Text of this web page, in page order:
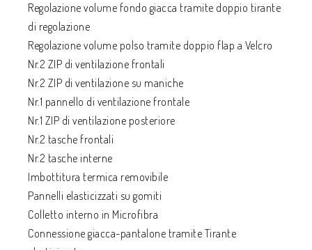
Regolazione volume fondo giacca tramite doppio tirante
di regolazione
Regolazione volume polso tramite doppio flap a Velcro
Nr.2 ZIP di ventilazione frontali
Nr.2 ZIP di ventilazione su maniche
Nr.1 pannello di ventilazione frontale
Nr.1 ZIP di ventilazione posteriore
Nr.2 tasche frontali
Nr.2 tasche interne
Imbottitura termica removibile
Pannelli elasticizzati su gomiti
Colletto interno in Microfibra
Connessione giacca-pantalone tramite Tirante